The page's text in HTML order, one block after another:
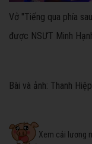
Vở "Tiếng qua phía
được NSƯT Minh
Bài và ảnh: Thanh Hiệp
Xem cải lương